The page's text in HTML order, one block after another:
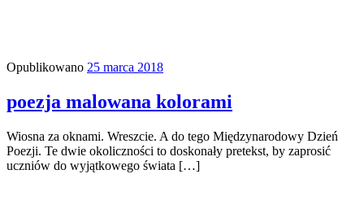
Opublikowano 25 marca 2018
poezja malowana kolorami
Wiosna za oknami. Wreszcie. A do tego Międzynarodowy Dzień
Poezji. Te dwie okoliczności to doskonały pretekst, by zaprosić
uczniów do wyjątkowego świata […]